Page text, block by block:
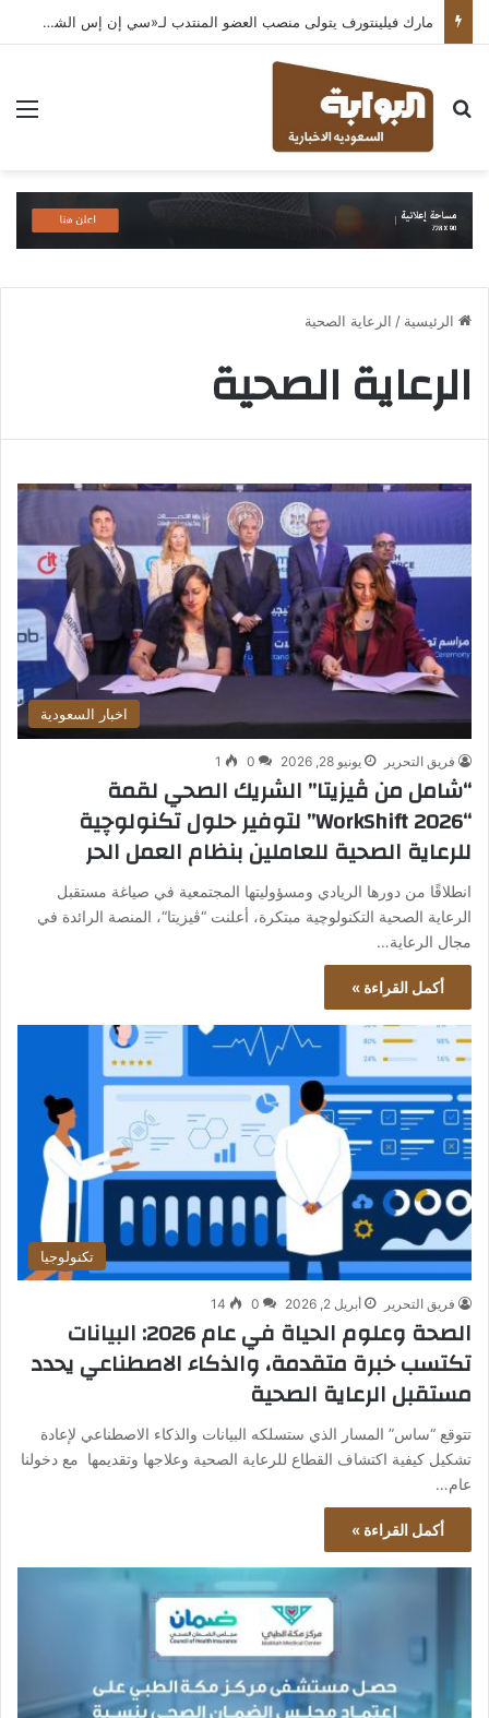
مارك فيلينتورف يتولى منصب العضو المنتدب لـ«سي إن إس الشرق الأوسط» ويشرف على شركات قطاع التكنولوجيا ضمن مجموعة غباش
بحث عن
الرئيسية / الرعاية الصحية
الرعاية الصحية
اخبار السعودية
فريق التحرير يونيو 28, 2026 0
1
“شامل من ڤيزيتا” الشريك الصحي لقمة
“WorkShift 2026” لتوفير حلول تكنولوچية
للرعاية الصحية للعاملين بنظام العمل الحر
انطلاقًا من دورها الريادي ومسؤوليتها المجتمعية في صياغة مستقبل
الرعاية الصحية التكنولوچية مبتكرة، أعلنت “ڤيزيتا“، المنصة الرائدة في
مجال الرعاية…
أكمل القراءة »
تكنولوجيا
فريق التحرير أبريل 2, 2026 0
14
الصحة وعلوم الحياة في عام 2026: البيانات
تكتسب خبرة متقدمة، والذكاء الاصطناعي يحدد
مستقبل الرعاية الصحية
تتوقع “ساس” المسار الذي ستسلكه البيانات والذكاء الاصطناعي لإعادة
تشكيل كيفية اكتشاف القطاع للرعاية الصحية وعلاجها وتقديمها مع دخولنا
عام…
أكمل القراءة »